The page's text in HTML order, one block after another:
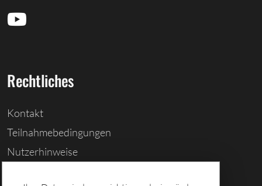
Rechtliches
Kontakt
Teilnahmebedingungen
Nutzerhinweise